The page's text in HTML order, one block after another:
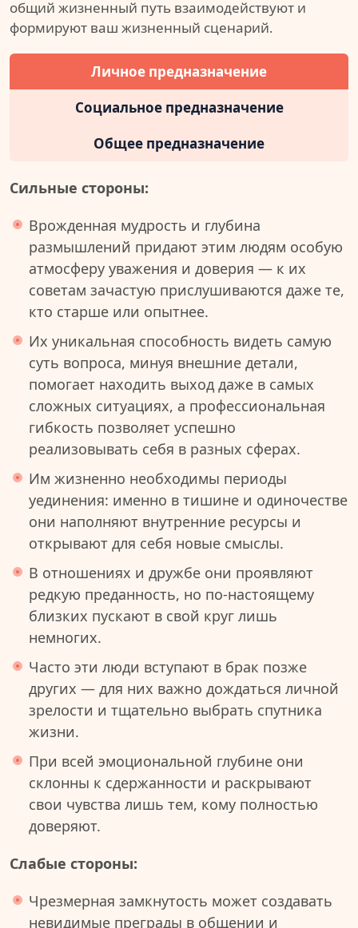
общий жизненный путь взаимодействуют и
формируют ваш жизненный сценарий.
Личное предназначение
Социальное предназначение
Общее предназначение
Сильные стороны:
Врожденная мудрость и глубина
размышлений придают этим людям особую
атмосферу уважения и доверия — к их
советам зачастую прислушиваются даже те,
кто старше или опытнее.
Их уникальная способность видеть самую
суть вопроса, минуя внешние детали,
помогает находить выход даже в самых
сложных ситуациях, а профессиональная
гибкость позволяет успешно
реализовывать себя в разных сферах.
Им жизненно необходимы периоды
уединения: именно в тишине и одиночестве
они наполняют внутренние ресурсы и
открывают для себя новые смыслы.
В отношениях и дружбе они проявляют
редкую преданность, но по-настоящему
близких пускают в свой круг лишь
немногих.
Часто эти люди вступают в брак позже
других — для них важно дождаться личной
зрелости и тщательно выбрать спутника
жизни.
При всей эмоциональной глубине они
склонны к сдержанности и раскрывают
свои чувства лишь тем, кому полностью
доверяют.
Слабые стороны:
Чрезмерная замкнутость может создавать
невидимые преграды в общении и